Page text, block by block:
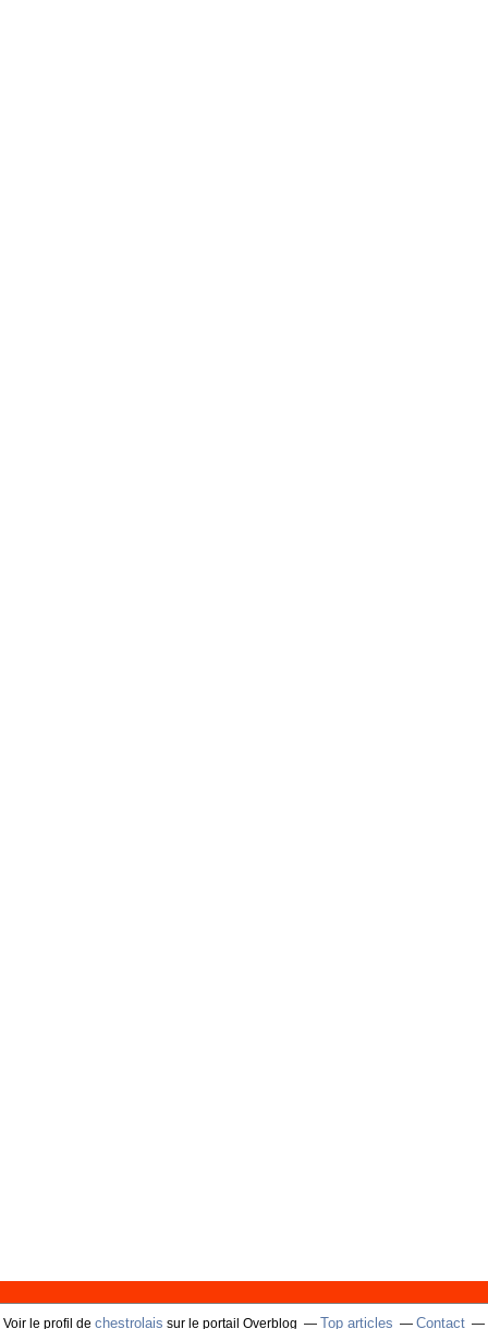
Voir le profil de chestrolais sur le portail Overblog Top articles Contact